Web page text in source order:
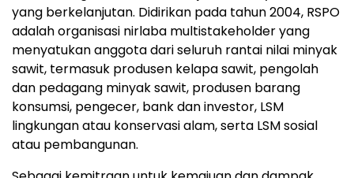
yang berkelanjutan. Didirikan pada tahun 2004, RSPO
adalah organisasi nirlaba multistakeholder yang
menyatukan anggota dari seluruh rantai nilai minyak
sawit, termasuk produsen kelapa sawit, pengolah
dan pedagang minyak sawit, produsen barang
konsumsi, pengecer, bank dan investor, LSM
lingkungan atau konservasi alam, serta LSM sosial
atau pembangunan.